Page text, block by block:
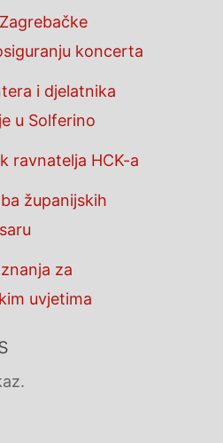
koncerta
i djelatnika
u Solferino
ravnatelja HCK-a
županijskih
za
uvjetima